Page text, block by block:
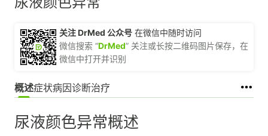
关注 DrMed 公众号 在微信中随时访问
微信搜索 “DrMed” 关注或长按二维码图片保存，在
微信中打开并识别
概述症状病因诊断治疗
尿液颜色异常概述